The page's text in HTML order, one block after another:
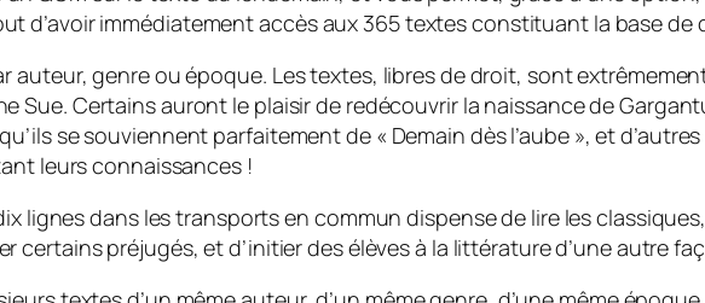
d’avoir immédiatement accès aux 365 textes constituant la base de
auteur, genre ou époque. Les textes, libres de droit, sont
Sue. Certains auront le plaisir de redécouvrir la naissance de
se souviennent parfaitement de « Demain dès l’aube», et
leurs connaissances !
lignes dans les transports en commun dispense de lire les
certains préjugés, et d’initier des élèves à la littérature d’une autre